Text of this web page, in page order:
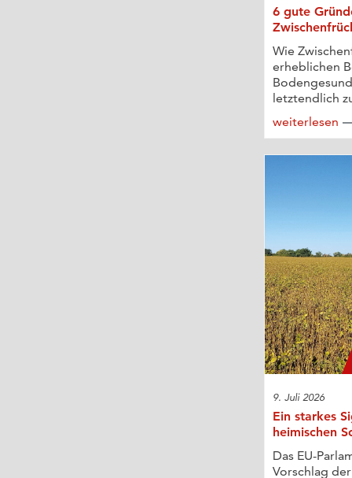
6 gute
Wie
erheblichen
letztendlich
weiterlesen
9. Juli 2026
Ein starkes
heimischen
Das EU-
Vorschlag